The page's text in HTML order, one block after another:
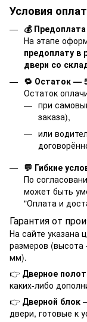
Условия
💰
На этапе
предоплату в
двери со
🔁 Остаток —
Остаток
при
заказа),
или
💬 Гибкие
По
может быть
"Оплата и
Гарантия от
На сайте указана
размеров
мм).
👉 Дверное
каких-либо
👉 Дверной блок
двери, готовые к